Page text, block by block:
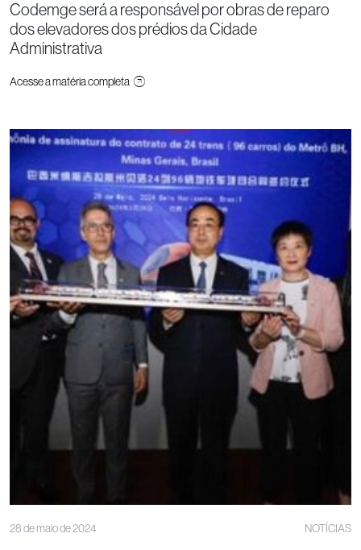
Codemge será a responsável por obras de reparo
dos elevadores dos prédios da Cidade
Administrativa
Acesse a matéria completa
28 de maio de 2024 NOTÍCIAS